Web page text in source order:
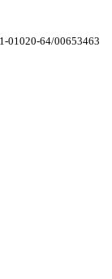
01020-64/00653463